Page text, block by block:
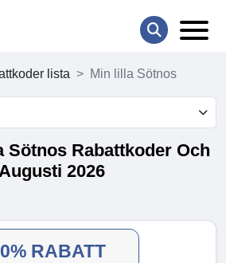
lista Min lilla Sötnos
Sötnos Rabattkoder Och
2026
RABATT